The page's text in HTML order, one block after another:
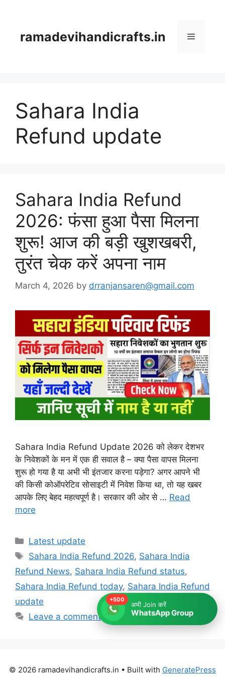
ramadevihandicrafts.in Menu
Sahara India
Refund update
Sahara India Refund
2026: फंसा हुआ पैसा मिलना
शुरू! आज की बड़ी खुशखबरी,
तुरंत चेक करें अपना नाम
March 4, 2026 by drranjansaren@gmail.com
Sahara India Refund Update 2026 को लेकर देशभर
के निवेशकों के मन में एक ही सवाल है – क्या पैसा वापस मिलना
शुरू हो गया है या अभी भी इंतजार करना पड़ेगा? अगर आपने भी
की किसी कोऑपरेटिव सोसाइटी में निवेश किया था, तो यह खबर
आपके लिए बेहद महत्वपूर्ण है। सरकार की ओर से … Read
more
Categories
Latest update
Tags
Sahara India Refund 2026, Sahara India
Refund News, Sahara India Refund status,
Sahara India Refund today, Sahara India Refund
update
Leave a comment
© 2026 ramadevihandicrafts.in • Built with GeneratePress
+500
अभी Join करें
WhatsApp Group